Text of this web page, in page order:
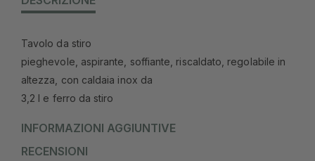
Tavolo da stiro
pieghevole, aspirante, soffiante, riscaldato, regolabile in
altezza, con caldaia inox da
3,2 l e ferro da stiro
INFORMAZIONI AGGIUNTIVE
RECENSIONI